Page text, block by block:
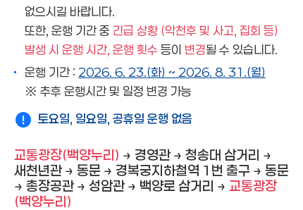
없으시길 바랍니다.
또한, 운행 기간 중 긴급 상황 (악천후 및 사고, 집회 등)
발생 시 운행 시간, 운행 횟수 등이 변경될 수 있습니다.
운행 기간 : 2026. 6. 23.(화) ~ 2026. 8. 31.(월)
※ 추후 운행시간 및 일정 변경 가능
토요일, 일요일, 공휴일 운행 없음
교통광장(백양누리) → 경영관 → 청송대 삼거리 →
새천년관 → 동문 → 경복궁지하철역 1번 출구 → 동문
→ 총장공관 → 성암관 → 백양로 삼거리 → 교통광장
(백양누리)